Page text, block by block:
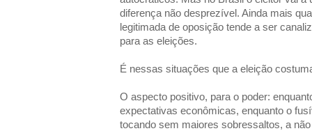
diferença não desprezível. Ainda mais
legitimada de oposição tende a ser
para as eleições.
É nessas situações que a eleição
O aspecto positivo, para o poder:
expectativas econômicas, enquanto o
tocando sem maiores sobressaltos, a